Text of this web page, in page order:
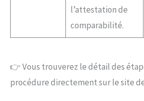
l’attestation de
comparabilité.
👉 Vous trouverez le détail des
procédure directement sur le site